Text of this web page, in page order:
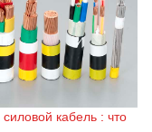
силовой кабель : что